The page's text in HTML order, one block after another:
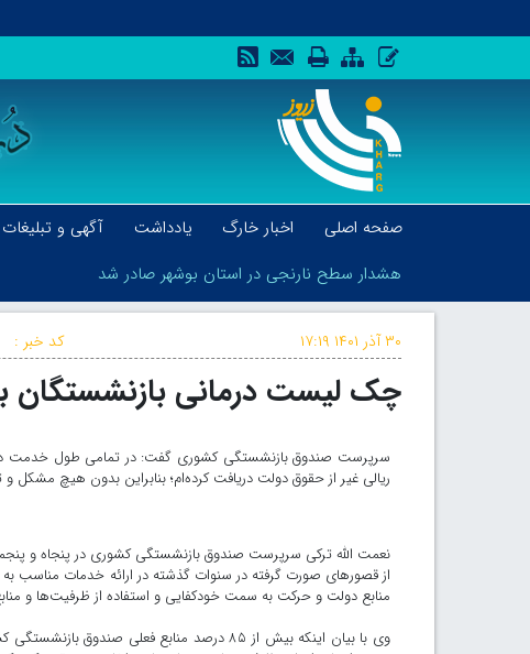
صفحه اصلی اخبار خارگ یادداشت آگهی و تبلیغات
هشدار سطح نارنجی در استان بوشهر صادر شد
هشدار سطح نارنجی در استان بوشهر صادر شد
کد خبر : ۳۰ آذر ۱۴۰۱ ۱۷:۱۹
چک لیست درمانی بازنشستگان
سرپرست صندوق بازنشستگی کشوری گفت: در تمامی طول خدمت در
ریالی غیر از حقوق دولت دریافت کرده‌ام؛ بنابراین بدون هیچ
نعمت الله ترکی سرپرست صندوق بازنشستگی کشوری در پنجاه و
از قصورهای صورت گرفته در سنوات گذشته در ارائه خدمات مناسب
منابع دولت و حرکت به سمت خودکفایی و استفاده از ظرفیت‌ها و
وی با بیان اینکه بیش از ۸۵ درصد منابع فعلی